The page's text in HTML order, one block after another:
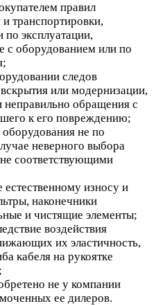
правил
транспортировки,
по эксплуатации,
с оборудованием или по
следов
или модернизации,
обращения с
к его повреждению;
оборудования не по
неверного выбора
соответствующими
износу и
наконечники
и чистящие элементы;
воздействия
их эластичность,
кабеля на рукоятке
не у компании
ее дилеров.